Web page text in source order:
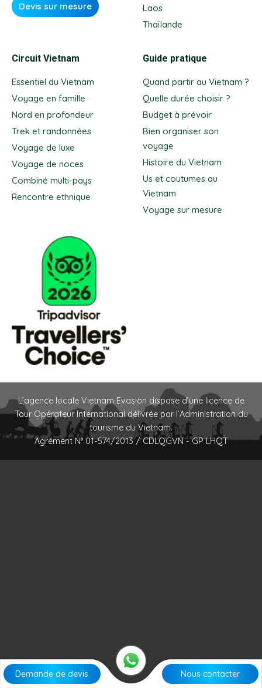
Devis sur mesure
Laos
Thaïlande
Circuit Vietnam
Essentiel du Vietnam
Voyage en famille
Nord en profondeur
Trek et randonnées
Voyage de luxe
Voyage de noces
Combiné multi-pays
Rencontre ethnique
Guide pratique
Quand partir au Vietnam ?
Quelle durée choisir ?
Budget à prévoir
Bien organiser son
voyage
Histoire du Vietnam
Us et coutumes au
Vietnam
Voyage sur mesure
L’agence locale Vietnam Evasion dispose d’une licence de
Tour Opérateur International délivrée par l’Administration du
tourisme du Vietnam.
Agrément N° 01-574/2013 / CDLQGVN - GP LHQT
Demande de devis Nous contacter